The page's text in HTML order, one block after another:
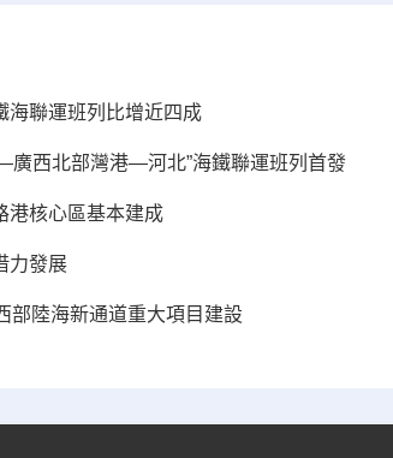
海聯運班列比增近四成
廣西北部灣港—河北”海鐵聯運班列首發
港核心區基本建成
力發展
部陸海新通道重大項目建設